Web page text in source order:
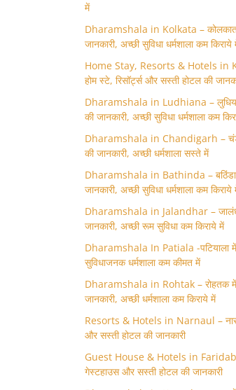
में
Dharamshala in Kolkata – कोलकाता
जानकारी, अच्छी सुविधा धर्मशाला कम किराये
Home Stay, Resorts & Hotels in
होम स्‍टे, रिसॉर्ट्स और सस्ती होटल की
Dharamshala in Ludhiana –
की जानकारी, अच्छी सुविधा धर्मशाला कम
Dharamshala in Chandigarh –
की जानकारी, अच्छी धर्मशाला सस्ते में
Dharamshala in Bathinda – बठिंडा
जानकारी, अच्छी सुविधा धर्मशाला कम किराये
Dharamshala in Jalandhar –
जानकारी, अच्छी रूम सुविधा कम किराये में
Dharamshala In Patiala -पटियाला
सुविधाजनक धर्मशाला कम कीमत में
Dharamshala in Rohtak – रोहतक में
जानकारी, अच्छी धर्मशाला कम किराये में
Resorts & Hotels in Narnaul –
और सस्ती होटल की जानकारी
Guest House & Hotels in
गेस्टहाउस और सस्ती होटल की जानकारी